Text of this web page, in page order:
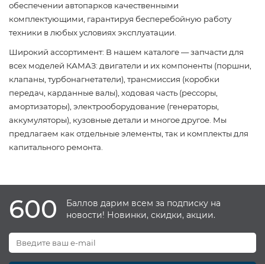
обеспечении автопарков качественными
комплектующими, гарантируя бесперебойную работу
техники в любых условиях эксплуатации.
Широкий ассортимент: В нашем каталоге — запчасти для
всех моделей КАМАЗ: двигатели и их компоненты (поршни,
клапаны, турбонагнетатели), трансмиссия (коробки
передач, карданные валы), ходовая часть (рессоры,
амортизаторы), электрооборудование (генераторы,
аккумуляторы), кузовные детали и многое другое. Мы
предлагаем как отдельные элементы, так и комплекты для
капитального ремонта.
600
Баллов дарим всем за подписку на
новости! Новинки, скидки, акции.